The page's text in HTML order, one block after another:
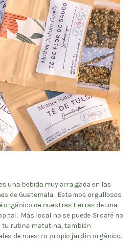
una bebida muy arraigada en las
de Guatemala. Estamos orgullosos
orgánico de nuestras tierras de una
Más local no se puede. Si café no
tu rutina matutina, también
de nuestro propio jardín orgánico.